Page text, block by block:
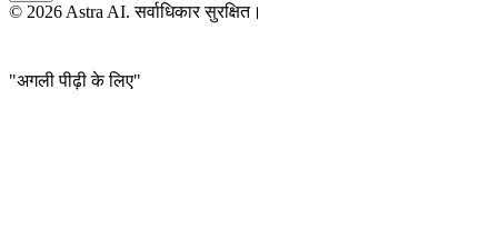
© 2026 Astra AI. सर्वाधिकार सुरक्षित।
"अगली पीढ़ी के लिए"